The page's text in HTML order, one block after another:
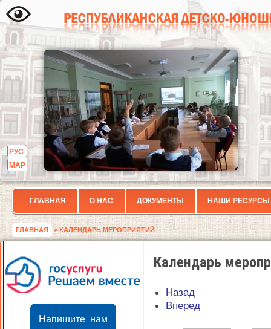
РУС
МАР
ГЛАВНАЯ О НАС ДОКУМЕНТЫ НАШИ РЕСУРСЫ
ГЛАВНАЯ > КАЛЕНДАРЬ МЕРОПРИЯТИЙ
Напишите нам
Календарь
Назад
Вперед